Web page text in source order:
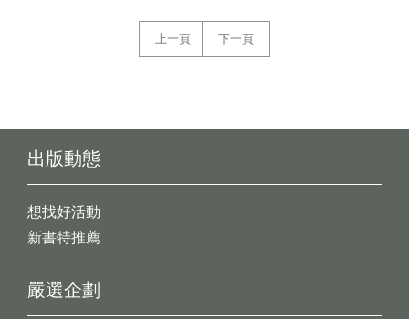
上一頁 下一頁
出版動態
想找好活動
新書特推薦
嚴選企劃